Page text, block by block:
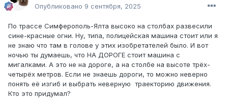
Опубликовано 9 сентября, 2025
По трассе Симферополь-Ялта высоко на столбах развесили
сине-красные огни. Ну, типа, полицейская машина стоит или я
не знаю что там в голове у этих изобретателей было. И вот
ночью ты думаешь, что НА ДОРОГЕ стоит машина с
мигалками. А это не на дороге, а на столбе на высоте трёх-
четырёх метров. Если не знаешь дороги, то можно неверно
понять её изгиб и выбрать неверную траекторию движения.
Кто это придумал?